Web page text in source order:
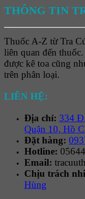
THÔNG TIN
Thuốc A-Z từ Tra
liên quan đến
được kê toa cũng
trên phân loại.
LIÊN HỆ:
Địa chỉ: 334
Quận 10, Hồ
Đặt hàng:
Hotline:
Email:
Chịu trách
Hùng